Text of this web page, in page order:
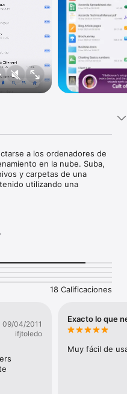
a los ordenadores de
en la nube. Suba,
y carpetas de una
utilizando una
se integre
varía para cada
funcionan muy bien.
de Mac, ¡y nuestros
para mantener sus
comprimir y
18 Calificaciones
09/04/2011
ifjtoledo
Exacto lo que
Muy fácil de